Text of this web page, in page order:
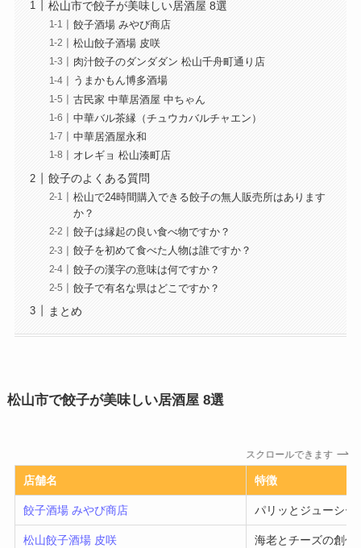
松山市で餃子が美味しい居酒屋 8選
餃子酒場 みやび商店
松山餃子酒場 皮咲
肉汁餃子のダンダダン 松山千舟町通り店
うまかもん博多酒場
古民家 中華居酒屋 中ちゃん
中華バル茶縁（チュウカバルチャエン）
中華居酒屋永和
オレギョ 松山湊町店
餃子のよくある質問
松山で24時間購入できる餃子の無人販売所はあります
か？
餃子は縁起の良い食べ物ですか？
餃子を初めて食べた人物は誰ですか？
餃子の漢字の意味は何ですか？
餃子で有名な県はどこですか？
まとめ
松山市で餃子が美味しい居酒屋 8選
スクロールできます
店舗名 特徴
餃子酒場 みやび商店 パリッとジューシー
松山餃子酒場 皮咲 海老とチーズの創作